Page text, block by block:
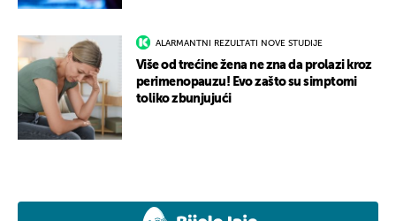
ALARMANTNI REZULTATI NOVE STUDIJE
Više od trećine žena ne zna da prolazi kroz
perimenopauzu! Evo zašto su simptomi
toliko zbunjujući